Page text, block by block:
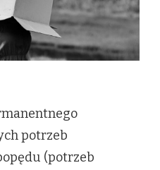
potrzeb
(potrzeb